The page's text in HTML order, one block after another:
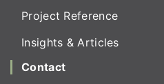
Project Reference
Insights & Articles
Contact